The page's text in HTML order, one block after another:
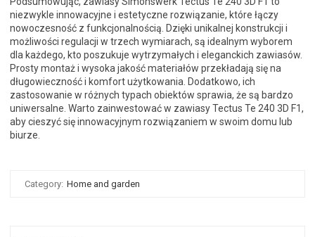
niezwykle innowacyjne i estetyczne rozwiązanie, które łączy
nowoczesność z funkcjonalnością. Dzięki unikalnej konstrukcji i
możliwości regulacji w trzech wymiarach, są idealnym wyborem
dla każdego, kto poszukuje wytrzymałych i eleganckich zawiasów.
Prosty montaż i wysoka jakość materiałów przekładają się na
długowieczność i komfort użytkowania. Dodatkowo, ich
zastosowanie w różnych typach obiektów sprawia, że są bardzo
uniwersalne. Warto zainwestować w zawiasy Tectus Te 240 3D F1,
aby cieszyć się innowacyjnym rozwiązaniem w swoim domu lub
biurze.
Category: Home and garden